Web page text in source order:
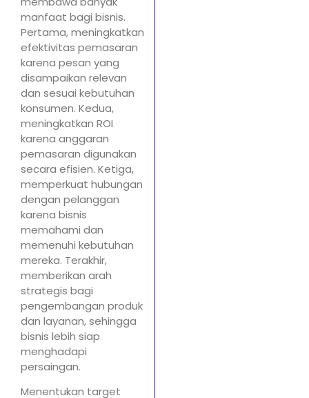
manfaat bagi bisnis.
Pertama, meningkatkan
efektivitas pemasaran
karena pesan yang
disampaikan relevan
dan sesuai kebutuhan
konsumen. Kedua,
meningkatkan ROI
karena anggaran
pemasaran digunakan
secara efisien. Ketiga,
memperkuat hubungan
dengan pelanggan
karena bisnis
memahami dan
memenuhi kebutuhan
mereka. Terakhir,
memberikan arah
strategis bagi
pengembangan produk
dan layanan, sehingga
bisnis lebih siap
menghadapi
persaingan.
Menentukan target